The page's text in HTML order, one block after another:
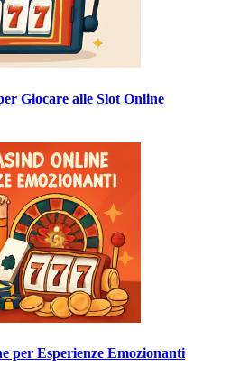
Giocare alle Slot Online
per Esperienze Emozionanti